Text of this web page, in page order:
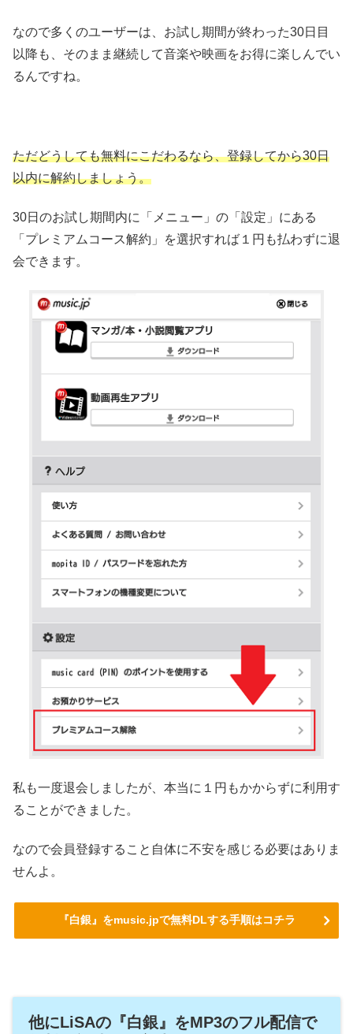
なので多くのユーザーは、お試し期間が終わった30日目
以降も、そのまま継続して音楽や映画をお得に楽しんでい
るんですね。
ただどうしても無料にこだわるなら、登録してから30日
以内に解約しましょう。
30日のお試し期間内に「メニュー」の「設定」にある
「プレミアムコース解約」を選択すれば１円も払わずに退
会できます。
私も一度退会しましたが、本当に１円もかからずに利用す
ることができました。
なので会員登録すること自体に不安を感じる必要はありま
せんよ。
『白銀』をmusic.jpで無料DLする手順はコチラ
他にLiSAの『白銀』をMP3のフル配信で